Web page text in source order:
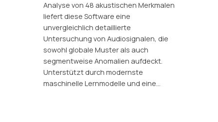
Analyse von 48 akustischen Merkmalen
liefert diese Software eine
unvergleichlich detaillierte
Untersuchung von Audiosignalen, die
sowohl globale Muster als auch
segmentweise Anomalien aufdeckt.
Unterstützt durch modernste
maschinelle Lernmodelle und eine…